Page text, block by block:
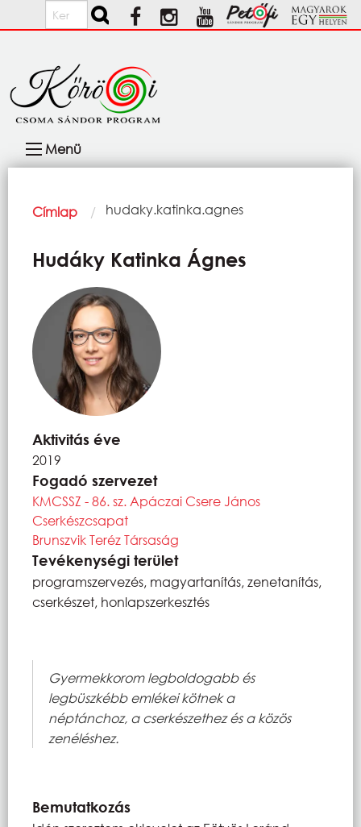
Ugrás a tartalomra
Keresés
navigáció
Menü
Morzsa
Címlap Current:
hudaky.katinka.agnes
Hudáky Katinka Ágnes
Aktivitás éve
2019
Fogadó szervezet
KMCSSZ - 86. sz. Apáczai Csere János
Cserkészcsapat
Brunszvik Teréz Társaság
Tevékenységi terület
programszervezés, magyartanítás, zenetanítás,
cserkészet, honlapszerkesztés
Gyermekkorom legboldogabb és
legbüszkébb emlékei kötnek a
néptánchoz, a cserkészethez és a közös
zenéléshez.
Bemutatkozás